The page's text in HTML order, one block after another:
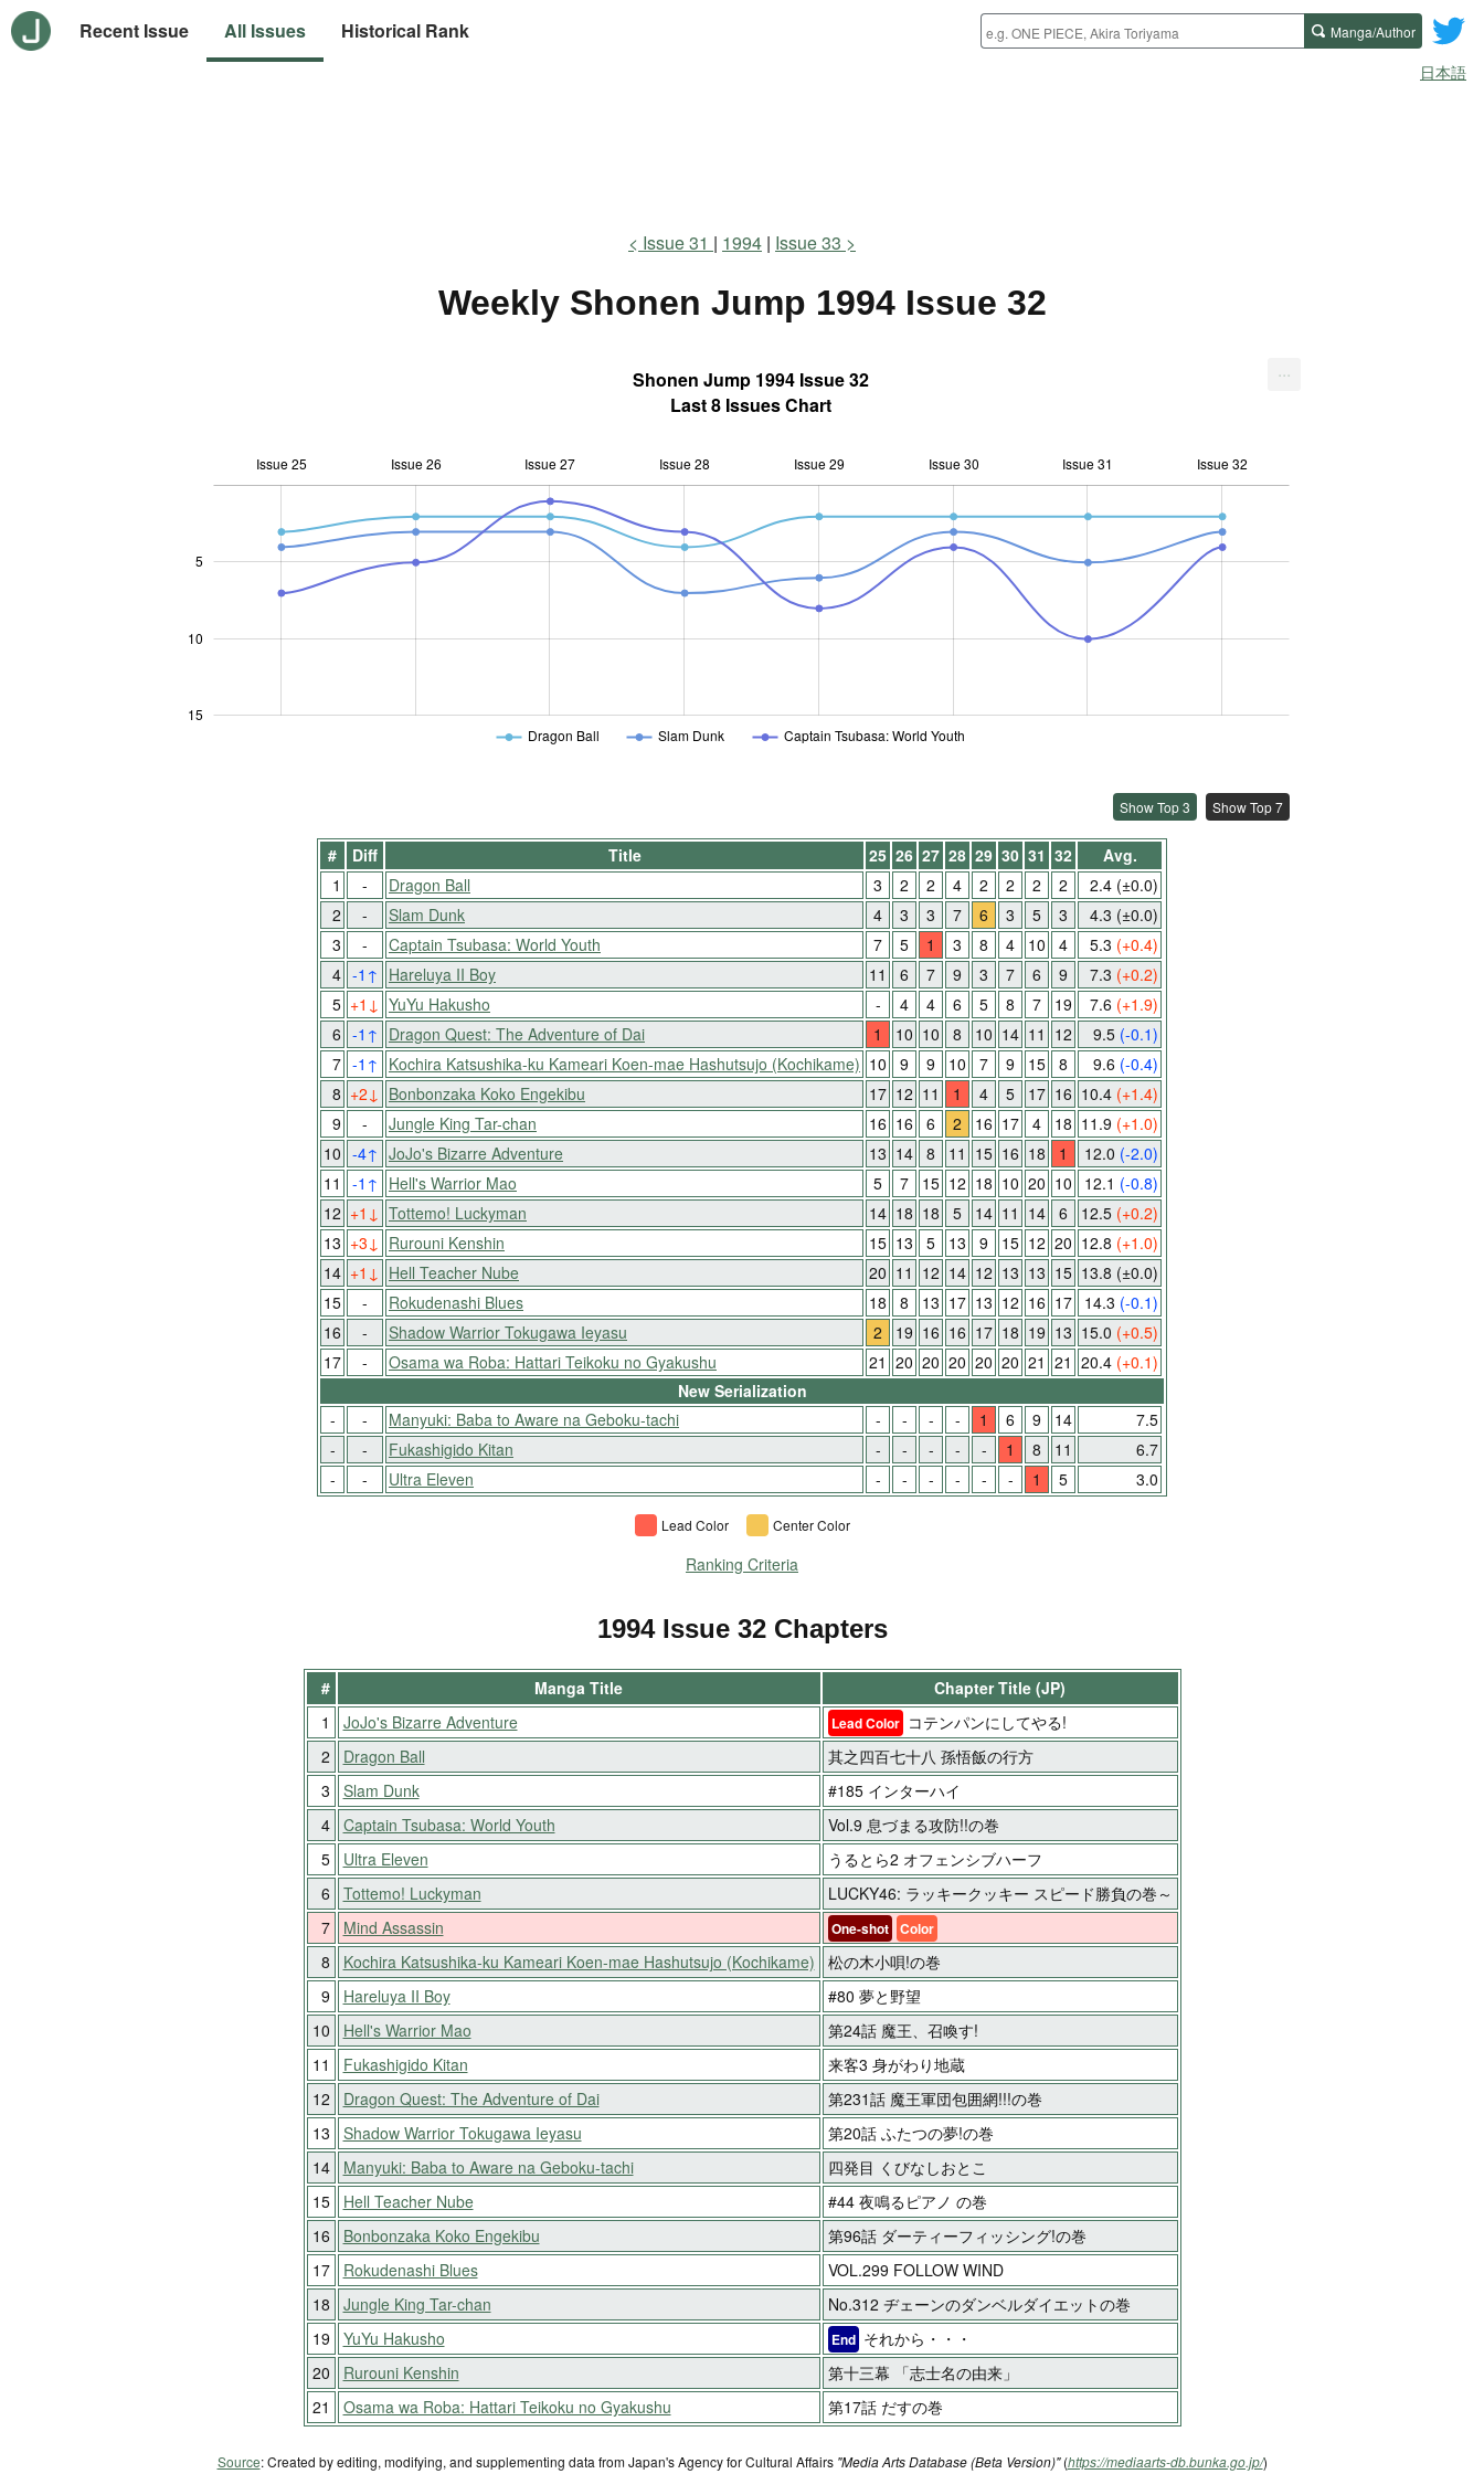
Recent Issue All Issues Historical Rank Manga/Author
日本語
Issue 31 1994 Issue 33
Weekly Shonen Jump 1994 Issue 32
Shonen Jump 1994 Issue 32
Last 8 Issues Chart
15
10
5
Issue 25 Issue 26 Issue 27 Issue 28 Issue 29 Issue 30 Issue 31 Issue 32
Dragon Ball Slam Dunk Captain Tsubasa: World Youth
...
Show Top 3 Show Top 7
# Diff Title 25 26 27 28 29 30 31 32
Avg.
1
- Dragon Ball 3 2 2 4 2 2 2 2 2.4 (±0.0)
2
- Slam Dunk 4 3 3 7 6 3 5 3 4.3 (±0.0)
3
- Captain Tsubasa: World Youth 7 5 1 3 8 4 10 4 5.3 (+0.4)
4 -1 ↑ Hareluya II Boy 11 6 7 9 3 7 6 9 7.3 (+0.2)
5 +1 ↓ YuYu Hakusho - 4 4 6 5 8 7 19 7.6 (+1.9)
6 -1 ↑ Dragon Quest: The Adventure of Dai 1 10 10 8 10 14 11 12 9.5 (-0.1)
7 -1 ↑ Kochira Katsushika-ku Kameari Koen-mae Hashutsujo (Kochikame) 10 9 9 10 7 9 15 8 9.6 (-0.4)
8 +2↓ Bonbonzaka Koko Engekibu 17 12 11 1 4 5 17 16 10.4 (+1.4)
9
- Jungle King Tar-chan 16 16 6 2 16 17 4 18 11.9 (+1.0)
10 -4↑ JoJo's Bizarre Adventure 13 14 8 11 15 16 18 1 12.0 (-2.0)
11
-1 ↑ Hell's Warrior Mao 5 7 15 12 18 10 20 10 12.1 (-0.8)
12 +1 ↓ Tottemo! Luckyman 14 18 18 5 14 11 14 6 12.5 (+0.2)
13 +3↓ Rurouni Kenshin 15 13 5 13 9 15 12 20 12.8 (+1.0)
14 +1 ↓ Hell Teacher Nube 20 11 12 14 12 13 13 15 13.8 (±0.0)
15
- Rokudenashi Blues 18 8 13 17 13 12 16 17 14.3 (-0.1)
16
- Shadow Warrior Tokugawa Ieyasu 2 19 16 16 17 18 19 13 15.0 (+0.5)
17
- Osama wa Roba: Hattari Teikoku no Gyakushu 21 20 20 20 20 20 21 21 20.4 (+0.1)
New Serialization
-
- Manyuki: Baba to Aware na Geboku-tachi - - - - 1 6 9 14
7.5
-
- Fukashigido Kitan - - - - - 1 8 11
6.7
-
- Ultra Eleven - - - - - - 1 5 3.0
Lead Color Center Color
Ranking Criteria
1994 Issue 32 Chapters
# Manga Title
Chapter Title (JP)
1
JoJo's Bizarre Adventure Lead Color コテンパンにしてやる!
2
Dragon Ball
其之四百七十八 孫悟飯の行方
3
Slam Dunk
#185 インターハイ
4
Captain Tsubasa: World Youth
Vol.9 息づまる攻防!!の巻
5
Ultra Eleven
うるとら2 オフェンシブハーフ
6
Tottemo! Luckyman
LUCKY46: ラッキークッキー スピード勝負の巻～
7
Mind Assassin One-shot Color
8 Kochira Katsushika-ku Kameari Koen-mae Hashutsujo (Kochikame)
松の木小唄!の巻
9
Hareluya II Boy
#80 夢と野望
10
Hell's Warrior Mao
第24話 魔王、召喚す!
11
Fukashigido Kitan
来客3 身がわり地蔵
12
Dragon Quest: The Adventure of Dai
第231話 魔王軍団包囲網!!!の巻
13
Shadow Warrior Tokugawa Ieyasu
第20話 ふたつの夢!の巻
14
Manyuki: Baba to Aware na Geboku-tachi
四発目 くびなしおとこ
15
Hell Teacher Nube
#44 夜鳴るピアノ の巻
16
Bonbonzaka Koko Engekibu
第96話 ダーティーフィッシング!の巻
17
Rokudenashi Blues
VOL.299 FOLLOW WIND
18
Jungle King Tar-chan
No.312 ヂェーンのダンベルダイエットの巻
19
YuYu Hakusho End それから・・・
20
Rurouni Kenshin
第十三幕 「志士名の由来」
21
Osama wa Roba: Hattari Teikoku no Gyakushu 第17話 だすの巻
Source: Created by editing, modifying, and supplementing data from Japan's Agency for Cultural Affairs "Media Arts Database (Beta Version)"(https://mediaarts-db.bunka.go.jp/)